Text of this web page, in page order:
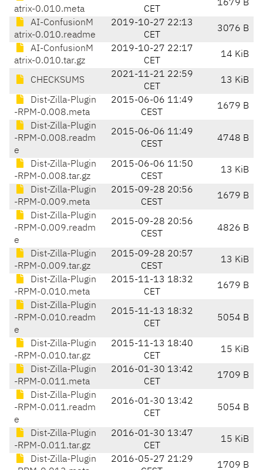
atrix-0.010.meta
CET
1679 B
AI-ConfusionM
atrix-0.010.readme
2019-10-27 22:13
CET
3076 B
AI-ConfusionM
atrix-0.010.tar.gz
2019-10-27 22:17
CET
14 KiB
CHECKSUMS
2021-11-21 22:59
CET
13 KiB
Dist-Zilla-Plugin
-RPM-0.008.meta
2015-06-06 11:49
CEST
1679 B
Dist-Zilla-Plugin
-RPM-0.008.readm
e
2015-06-06 11:49
CEST
4748 B
Dist-Zilla-Plugin
-RPM-0.008.tar.gz
2015-06-06 11:50
CEST
13 KiB
Dist-Zilla-Plugin
-RPM-0.009.meta
2015-09-28 20:56
CEST
1679 B
Dist-Zilla-Plugin
-RPM-0.009.readm
e
2015-09-28 20:56
CEST
4826 B
Dist-Zilla-Plugin
-RPM-0.009.tar.gz
2015-09-28 20:57
CEST
13 KiB
Dist-Zilla-Plugin
-RPM-0.010.meta
2015-11-13 18:32
CET
1679 B
Dist-Zilla-Plugin
-RPM-0.010.readm
e
2015-11-13 18:32
CET
5054 B
Dist-Zilla-Plugin
-RPM-0.010.tar.gz
2015-11-13 18:40
CET
15 KiB
Dist-Zilla-Plugin
-RPM-0.011.meta
2016-01-30 13:42
CET
1709 B
Dist-Zilla-Plugin
-RPM-0.011.readm
e
2016-01-30 13:42
CET
5054 B
Dist-Zilla-Plugin
-RPM-0.011.tar.gz
2016-01-30 13:47
CET
15 KiB
Dist-Zilla-Plugin
2016-05-27 21:29
1709 B